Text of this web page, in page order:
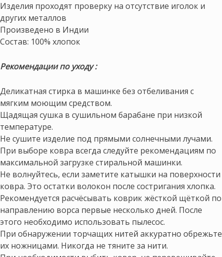
Изделия проходят проверку на отсутствие иголок и
других металлов
Произведено в Индии
Состав: 100% хлопок
Рекомендации по уходу :
Деликатная стирка в машинке без отбеливания с
мягким моющим средством.
Щадящая сушка в сушильном барабане при низкой
температуре.
Не сушите изделие под прямыми солнечными лучами.
При выборе ковра всегда следуйте рекомендациям по
максимальной загрузке стиральной машинки.
Не волнуйтесь, если заметите катышки на поверхности
ковра. Это остатки волокон после состригания хлопка.
Рекомендуется расчёсывать коврик жёсткой щёткой по
направлению ворса первые несколько дней. После
этого необходимо использовать пылесос.
При обнаружении торчащих нитей аккуратно обрежьте
их ножницами. Никогда не тяните за нити.